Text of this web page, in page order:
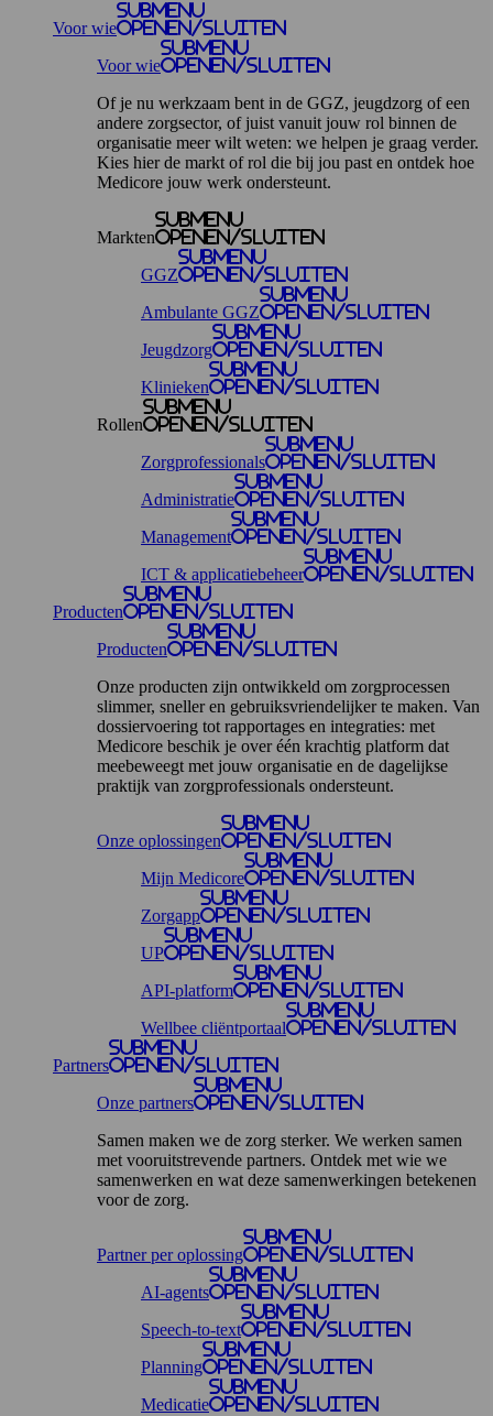
Voor wie
Submenu
openen/sluiten
Voor wie
Submenu
openen/sluiten
Of je nu werkzaam bent in de GGZ, jeugdzorg of een
andere zorgsector, of juist vanuit jouw rol binnen de
organisatie meer wilt weten: we helpen je graag verder.
Kies hier de markt of rol die bij jou past en ontdek hoe
Medicore jouw werk ondersteunt.
Markten
Submenu
openen/sluiten
GGZ
Submenu
openen/sluiten
Ambulante GGZ
Submenu
openen/sluiten
Jeugdzorg
Submenu
openen/sluiten
Klinieken
Submenu
openen/sluiten
Rollen
Submenu
openen/sluiten
Zorgprofessionals
Submenu
openen/sluiten
Administratie
Submenu
openen/sluiten
Management
Submenu
openen/sluiten
ICT & applicatiebeheer
Submenu
openen/sluiten
Producten
Submenu
openen/sluiten
Producten
Submenu
openen/sluiten
Onze producten zijn ontwikkeld om zorgprocessen
slimmer, sneller en gebruiksvriendelijker te maken. Van
dossiervoering tot rapportages en integraties: met
Medicore beschik je over één krachtig platform dat
meebeweegt met jouw organisatie en de dagelijkse
praktijk van zorgprofessionals ondersteunt.
Onze oplossingen
Submenu
openen/sluiten
Mijn Medicore
Submenu
openen/sluiten
Zorgapp
Submenu
openen/sluiten
UP
Submenu
openen/sluiten
API-platform
Submenu
openen/sluiten
Wellbee cliëntportaal
Submenu
openen/sluiten
Partners
Submenu
openen/sluiten
Onze partners
Submenu
openen/sluiten
Samen maken we de zorg sterker. We werken samen
met vooruitstrevende partners. Ontdek met wie we
samenwerken en wat deze samenwerkingen betekenen
voor de zorg.
Partner per oplossing
Submenu
openen/sluiten
AI-agents
Submenu
openen/sluiten
Speech-to-text
Submenu
openen/sluiten
Planning
Submenu
openen/sluiten
Medicatie
Submenu
openen/sluiten